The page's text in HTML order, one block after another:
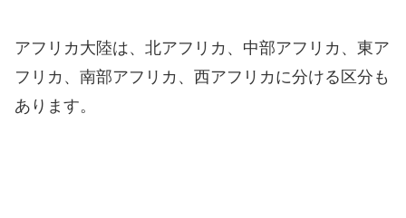
アフリカ大陸は、北アフリカ、中部アフリカ、東ア
フリカ、南部アフリカ、西アフリカに分ける区分も
あります。